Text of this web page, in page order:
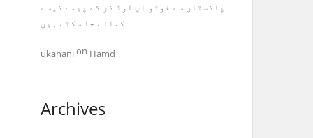
پاکستان سے فوٹو اپ لوڈ کر کے پیسے کیسے
کمائے جا سکتے ہیں
ukahanion Hamd
Archives